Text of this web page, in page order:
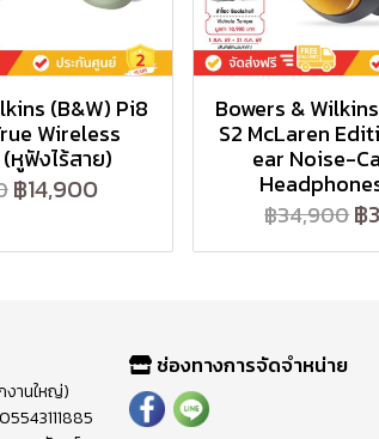
(B&W) Pi8
Wireless
หูฟังไร้สาย)
฿14,900
Bowers &
S2 McLaren
ear Noise-
฿34,900฿
งานใหญ่)
ช่องทางการจัดจำหน่าย